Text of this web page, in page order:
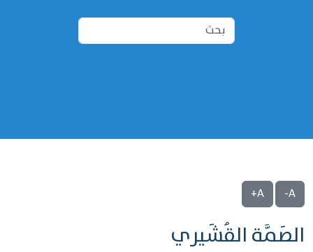
A-
A+
‌‌الصَمَّة القُشَيري